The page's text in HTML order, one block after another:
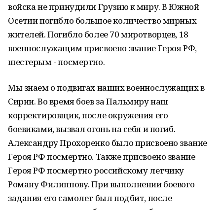
войска не принудили Грузию к миру. В Южной
Осетии погибло большое количество мирных
жителей. Погибло более 70 миротворцев, 18
военнослужащим присвоено звание Героя РФ,
шестерым - посмертно.
Мы знаем о подвигах наших военнослужащих в
Сирии. Во время боев за Пальмиру наш
корректировщик, после окружения его
боевиками, вызвал огонь на себя и погиб.
Александру Прохоренко было присвоено звание
Героя РФ посмертно. Также присвоено звание
Героя РФ посмертно российскому летчику
Роману Филиппову. При выполнении боевого
задания его самолет был подбит, после